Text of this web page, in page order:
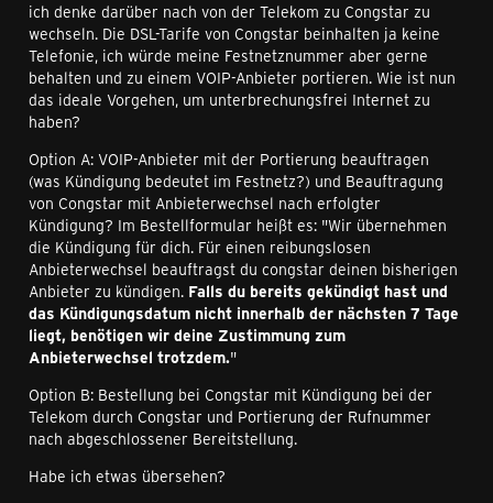
ich denke darüber nach von der Telekom zu Congstar zu
wechseln. Die DSL-Tarife von Congstar beinhalten ja keine
Telefonie, ich würde meine Festnetznummer aber gerne
behalten und zu einem VOIP-Anbieter portieren. Wie ist nun
das ideale Vorgehen, um unterbrechungsfrei Internet zu
haben?
Option A: VOIP-Anbieter mit der Portierung beauftragen
(was Kündigung bedeutet im Festnetz?) und Beauftragung
von Congstar mit Anbieterwechsel nach erfolgter
Kündigung? Im Bestellformular heißt es: "Wir übernehmen
die Kündigung für dich. Für einen reibungslosen
Anbieterwechsel beauftragst du congstar deinen bisherigen
Anbieter zu kündigen. Falls du bereits gekündigt hast und
das Kündigungsdatum nicht innerhalb der nächsten 7 Tage
liegt, benötigen wir deine Zustimmung zum
Anbieterwechsel trotzdem."
Option B: Bestellung bei Congstar mit Kündigung bei der
Telekom durch Congstar und Portierung der Rufnummer
nach abgeschlossener Bereitstellung.
Habe ich etwas übersehen?